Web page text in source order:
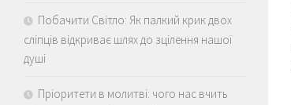
Побачити Світло: Як палкий крик двох
сліпців відкриває шлях до зцілення нашої
душі
Пріоритети в молитві: чого нас вчить